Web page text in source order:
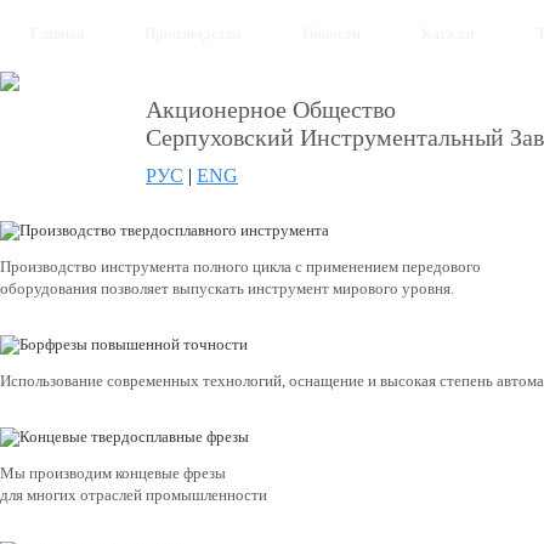
Акционерное Общество
Серпуховский Инструментальный
РУС | ENG
Производство инструмента полного цикла с применением передового
оборудования позволяет выпускать инструмент мирового уровня.
Использование современных технологий, оснащение и высокая степень
Мы производим концевые фрезы
для многих отраслей промышленности